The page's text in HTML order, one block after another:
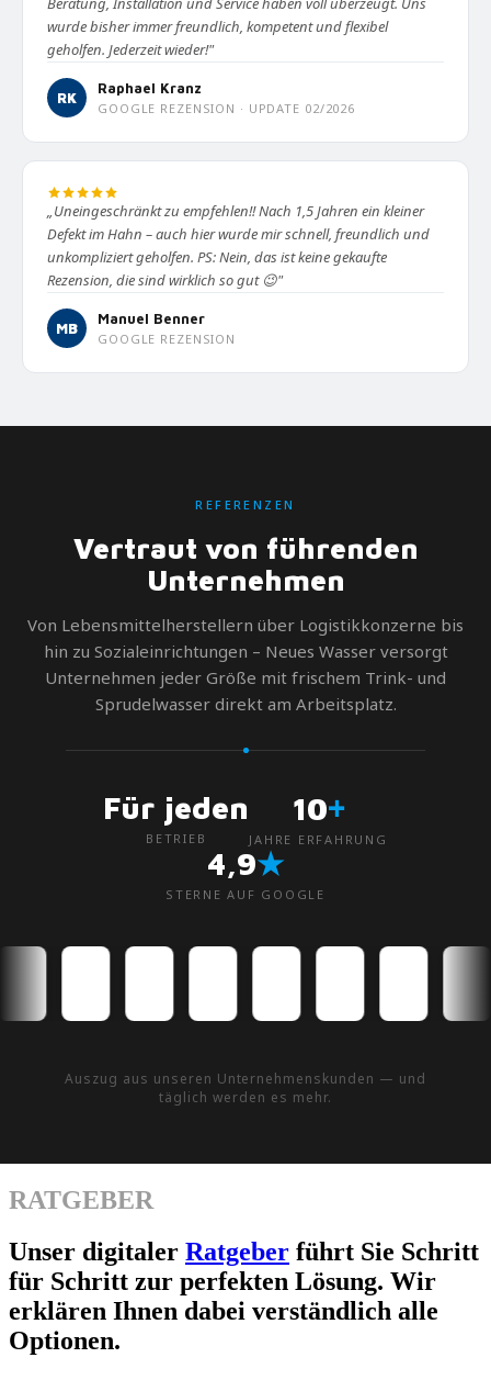
wurde bisher immer freundlich, kompetent und flexibel
geholfen. Jederzeit wieder!"
RK
Raphael Kranz
GOOGLE REZENSION · UPDATE 02/2026
„Uneingeschränkt zu empfehlen!! Nach 1,5 Jahren ein kleiner
Defekt im Hahn – auch hier wurde mir schnell, freundlich und
unkompliziert geholfen. PS: Nein, das ist keine gekaufte
Rezension, die sind wirklich so gut 😉"
MB
Manuel Benner
GOOGLE REZENSION
REFERENZEN
Vertraut von führenden
Unternehmen
Von Lebensmittelherstellern über Logistikkonzerne bis
hin zu Sozialeinrichtungen – Neues Wasser versorgt
Unternehmen jeder Größe mit frischem Trink- und
Sprudelwasser direkt am Arbeitsplatz.
Für jeden
BETRIEB
10+
JAHRE ERFAHRUNG
4,9★
STERNE AUF GOOGLE
Auszug aus unseren Unternehmenskunden — und
täglich werden es mehr.
RATGEBER
Unser digitaler Ratgeber führt Sie Schritt
für Schritt zur perfekten Lösung. Wir
erklären Ihnen dabei verständlich alle
Optionen.